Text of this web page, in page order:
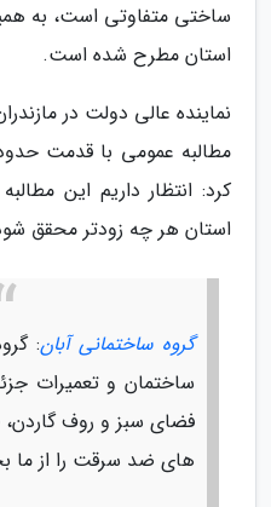
ساختی متفاوتی است، به
استان مطرح شده است.
نماینده عالی دولت در
مطالبه عمومی با قدمت
کرد: انتظار داریم این
استان هر چه زودتر محقق
گروه ساختمانی آبان:
ساختمان و تعمیرات
فضای سبز و روف
های ضد سرقت را از ما